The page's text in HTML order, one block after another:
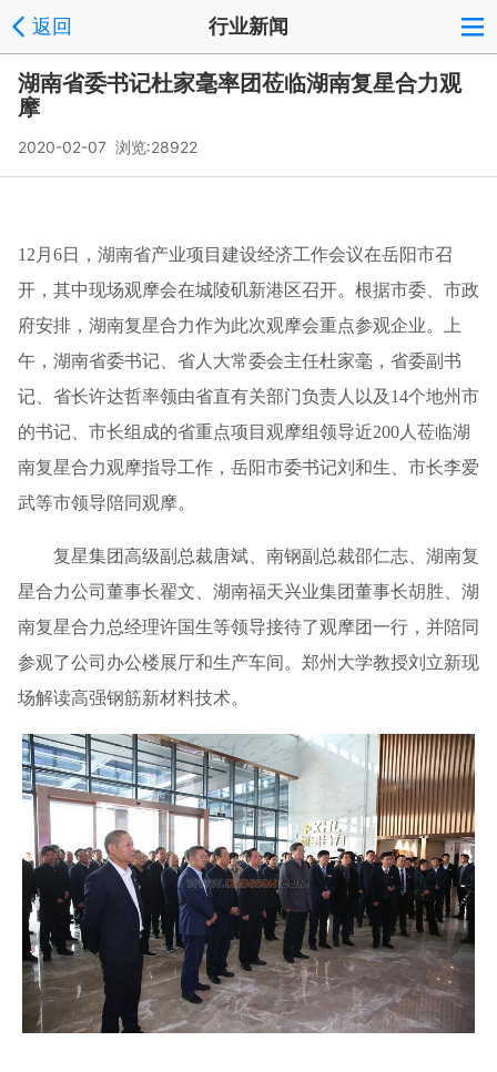
返回 行业新闻
湖南省委书记杜家毫率团莅临湖南复星合力观
摩
2020-02-07 浏览:28922
12月6日，湖南省产业项目建设经济工作会议在岳阳市召
开，其中现场观摩会在城陵矶新港区召开。根据市委、市政
府安排，湖南复星合力作为此次观摩会重点参观企业。上
午，湖南省委书记、省人大常委会主任杜家毫，省委副书
记、省长许达哲率领由省直有关部门负责人以及14个地州市
的书记、市长组成的省重点项目观摩组领导近200人莅临湖
南复星合力观摩指导工作，岳阳市委书记刘和生、市长李爱
武等市领导陪同观摩。
复星集团高级副总裁唐斌、南钢副总裁邵仁志、湖南复
星合力公司董事长翟文、湖南福天兴业集团董事长胡胜、湖
南复星合力总经理许国生等领导接待了观摩团一行，并陪同
参观了公司办公楼展厅和生产车间。郑州大学教授刘立新现
场解读高强钢筋新材料技术。